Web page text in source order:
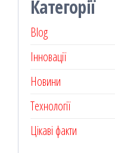
Категорії
Blog
Інновації
Новини
Технології
Цікаві факти